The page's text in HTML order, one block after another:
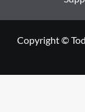
Copyright ©